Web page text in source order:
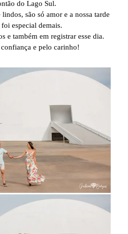
do Lago Sul.
são só amor e a nossa tarde
especial demais.
e também em registrar esse dia.
e pelo carinho!